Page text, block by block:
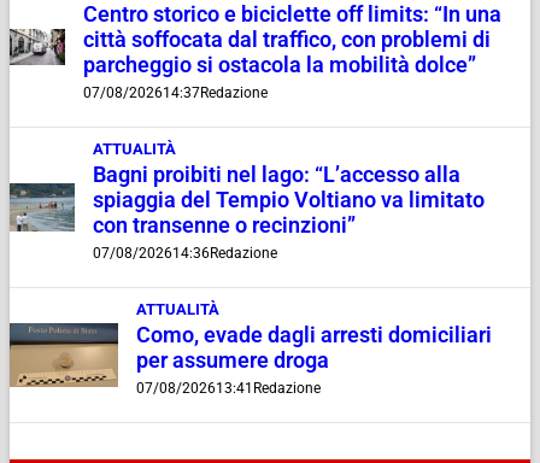
Centro storico e biciclette off limits: “In una
città soffocata dal traffico, con problemi di
parcheggio si ostacola la mobilità dolce”
07/08/202614:37Redazione
ATTUALITÀ
Bagni proibiti nel lago: “L’accesso alla
spiaggia del Tempio Voltiano va limitato
con transenne o recinzioni”
07/08/202614:36Redazione
ATTUALITÀ
Como, evade dagli arresti domiciliari
per assumere droga
07/08/202613:41 Redazione